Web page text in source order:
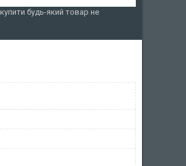
будь-який товар не